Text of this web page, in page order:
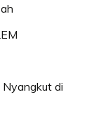
Nyangkut di